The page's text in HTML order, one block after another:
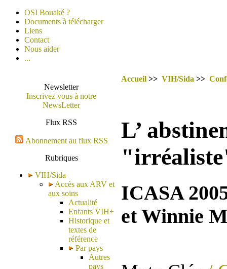
OSI Bouaké ?
Documents à télécharger
Liens
Contact
Nous aider
...
Newsletter
Inscrivez vous à notre
NewsLetter
Flux RSS
Abonnement au flux RSS
Rubriques
VIH/Sida
Accès aux ARV et
aux soins
Actualité
Enfants VIH+
Historique et
textes de
référence
Par pays
Autres
pays
Accueil >> VIH/Sida >>
L’
ICASA
et Winnie